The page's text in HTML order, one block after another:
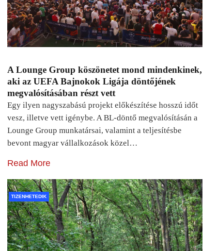
A Lounge Group köszönetet mond mindenkinek,
aki az UEFA Bajnokok Ligája döntőjének
megvalósításában részt vett
Egy ilyen nagyszabású projekt előkészítése hosszú időt
vesz, illetve vett igénybe. A BL-döntő megvalósításán a
Lounge Group munkatársai, valamint a teljesítésbe
bevont magyar vállalkozások közel…
Read More
TIZENHETEDIK